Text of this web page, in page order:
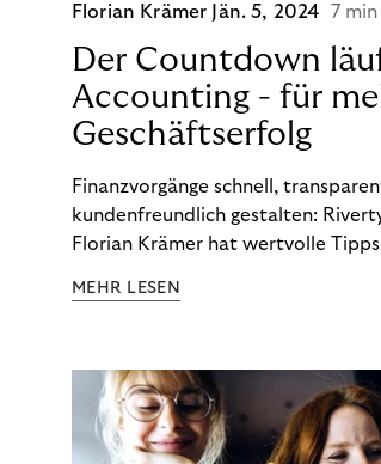
Florian Krämer Jän. 5, 2024 7 min
Der Countdown
Accounting - für
Geschäftserfolg
Finanzvorgänge schnell,
kundenfreundlich gestalten:
Florian Krämer hat wertvolle
möchten.
MEHR LESEN